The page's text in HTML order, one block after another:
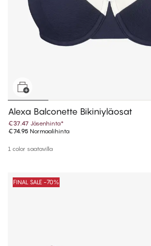
Alexa Balconette Bikiniyläosat
€37.47 Jäsenhinta*
€74.95 Normaalihinta
1 color saatavilla
FINAL SALE -70%